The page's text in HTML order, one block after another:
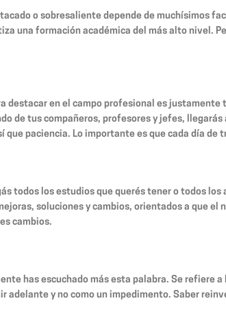
o sobresaliente depende de muchísimos
una formación académica del más alto nivel.
destacar en el campo profesional es
de tus compañeros, profesores y jefes,
que paciencia. Lo importante es que cada día
todos los estudios que querés tener o todos
soluciones y cambios, orientados a que
cambios.
has escuchado más esta palabra. Se refiere
adelante y no como un impedimento. Saber